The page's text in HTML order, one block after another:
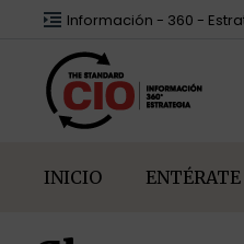
Información - 360 -
INICIO ENTÉRATE